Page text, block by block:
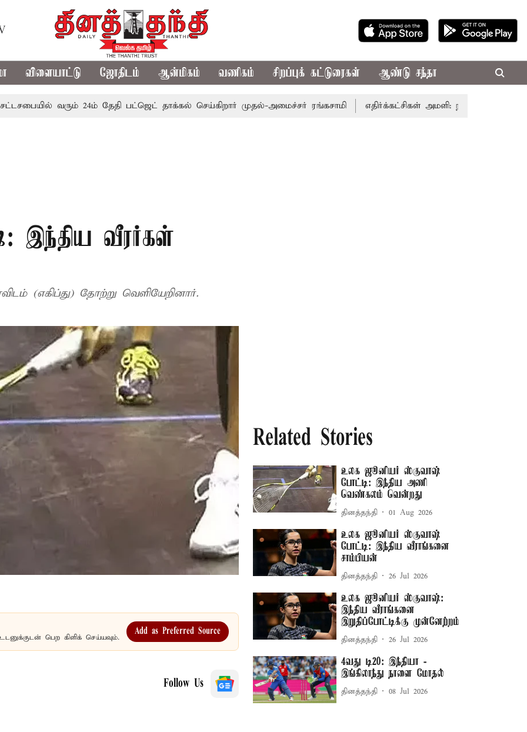
விளையாட்டு ஜோதிடம் ஆன்மிகம் வணிகம் சிறப்புக் கட்டுரைகள் ஆண்டு சந்தா
வரும் 24ம் தேதி பட்ஜெட் தாக்கல் செய்கிறார் முதல்-அமைச்சர் ரங்கசாமி எதிர்க்கட்சிகள் அமளி: நாடாளுமன்ற இரு
இந்திய வீரர்கள்
(எகிப்து) தோற்று வெளியேறினார்.
பெற கிளிக் செய்யவும்.
Add as Preferred Source
Follow Us
Related Stories
உலக ஜூனியர் ஸ்குவாஷ்
போட்டி: இந்திய அணி
வெண்கலம் வென்றது
தினத்தந்தி 01 Aug 2026
உலக ஜூனியர் ஸ்குவாஷ்
போட்டி: இந்திய வீராங்கனை
சாம்பியன்
தினத்தந்தி 26 Jul 2026
உலக ஜூனியர் ஸ்குவாஷ்:
இந்திய வீராங்கனை
இறுதிப்போட்டிக்கு முன்னேற்றம்
தினத்தந்தி 26 Jul 2026
4வது டி20: இந்தியா -
இங்கிலாந்து நாளை மோதல்
தினத்தந்தி 08 Jul 2026